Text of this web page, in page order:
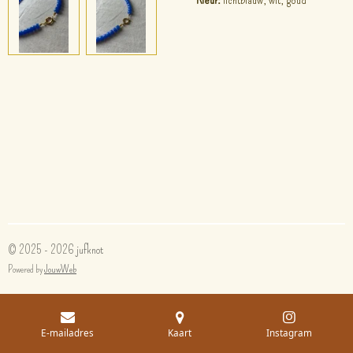
© 2025 - 2026 jufknot
Powered byJouwWeb
E-mailadres Kaart Instagram